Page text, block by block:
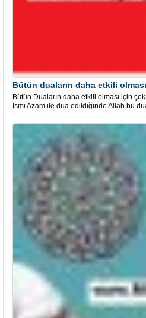
Bütün Duaların daha etkili olması için
İsmi Azam ile dua edildiğinde Allah bu